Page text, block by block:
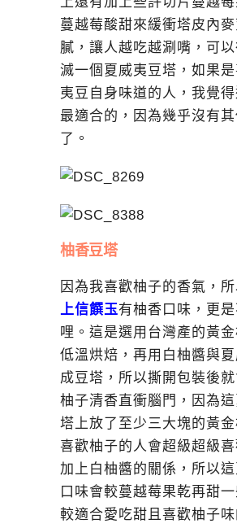
蔓越莓酸甜來緩衝塔皮內
膩，讓人越吃越涮嘴，可
滅一個夏威夷豆塔，如果
夷豆自身味道的人，我覺
最適合的，因為幾乎沒有
了。
柚香豆塔
因為我喜歡柚子的香氣，所
上信饌玉有柚香口味，更
哩。這是選用台灣產的黃
低溫烘焙，再用白柚醬與
成豆塔，所以撕開包裝後
柚子清香直衝腦門，因為
塔上放了至少三大塊的黃金
喜歡柚子的人會超級超級
加上白柚醬的關係，所以
口味會較蔓越莓果乾再甜
較適合愛吃甜且喜歡柚子味